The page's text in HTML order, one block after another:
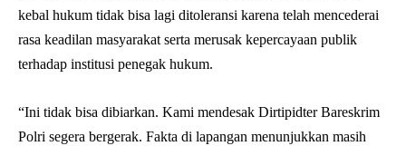
kebal hukum tidak bisa lagi ditoleransi karena telah mencederai
rasa keadilan masyarakat serta merusak kepercayaan publik
terhadap institusi penegak hukum.
“Ini tidak bisa dibiarkan. Kami mendesak Dirtipidter Bareskrim
Polri segera bergerak. Fakta di lapangan menunjukkan masih